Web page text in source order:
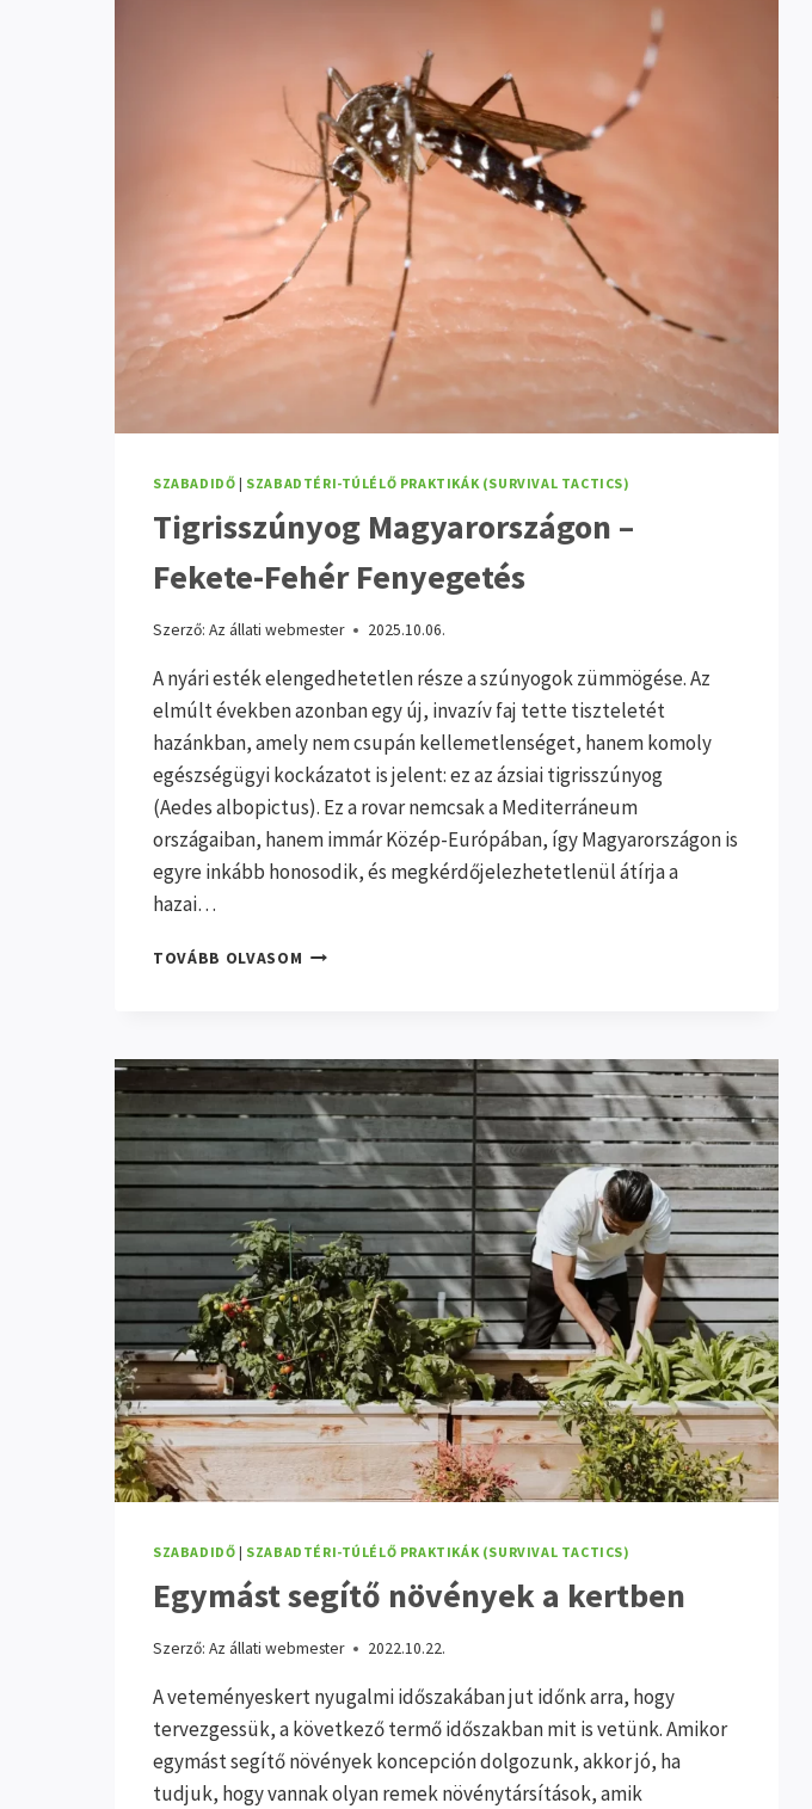
SZABADIDŐ | SZABADTÉRI-TÚLÉLŐ PRAKTIKÁK (SURVIVAL TACTICS)
Tigrisszúnyog Magyarországon –
Fekete-Fehér Fenyegetés
Szerző: Az állati webmester 2025.10.06.
A nyári esték elengedhetetlen része a szúnyogok zümmögése. Az
elmúlt években azonban egy új, invazív faj tette tiszteletét
hazánkban, amely nem csupán kellemetlenséget, hanem komoly
egészségügyi kockázatot is jelent: ez az ázsiai tigrisszúnyog
(Aedes albopictus). Ez a rovar nemcsak a Mediterráneum
országaiban, hanem immár Közép-Európában, így Magyarországon is
egyre inkább honosodik, és megkérdőjelezhetetlenül átírja a
hazai…
TOVÁBB OLVASOM TIGRISSZÚNYOG
FENYEGETÉS
SZABADIDŐ | SZABADTÉRI-TÚLÉLŐ PRAKTIKÁK (SURVIVAL TACTICS)
Egymást segítő növények a kertben
Szerző: Az állati webmester 2022.10.22.
A veteményeskert nyugalmi időszakában jut időnk arra, hogy
tervezgessük, a következő termő időszakban mit is vetünk. Amikor
egymást segítő növények koncepción dolgozunk, akkor jó, ha
tudjuk, hogy vannak olyan remek növénytársítások, amik